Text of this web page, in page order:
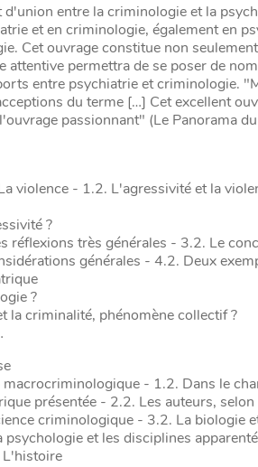
entre la criminologie et la
et en criminologie, également en
Cet ouvrage constitue non
permettra de se poser de
entre psychiatrie et criminologie.
du terme […] Cet excellent
passionnant" (Le Panorama
violence - 1.2. L'agressivité et la
?
très générales - 3.2. Le
générales - 4.2. Deux
?
la criminalité, phénomène collectif ?
- 1.2. Dans le
présentée - 2.2. Les auteurs,
criminologique - 3.2. La biologie
et les disciplines